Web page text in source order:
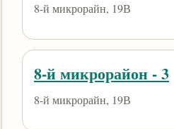
8-й микрорайн, 19В
8-й микрорайон - 3
8-й микрорайн, 19В